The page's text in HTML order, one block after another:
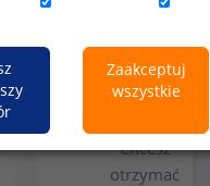
użytkowników
premium
Chcesz
otrzymać
Zaakceptuj
wszystkie